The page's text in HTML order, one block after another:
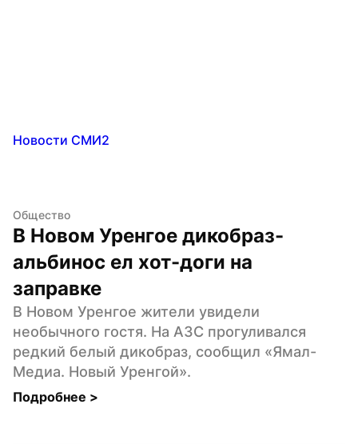
Новости СМИ2
Общество
В Новом Уренгое дикобраз-
альбинос ел хот-доги на
заправке
В Новом Уренгое жители увидели
необычного гостя. На АЗС прогуливался
редкий белый дикобраз, сообщил «Ямал-
Медиа. Новый Уренгой».
Подробнее >